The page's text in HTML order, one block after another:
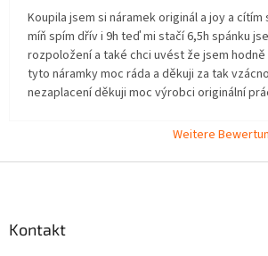
Koupila jsem si náramek originál a joy a cítím
míň spím dřív i 9h teď mi stačí 6,5h spánku
rozpoložení a také chci uvést že jsem hodně
tyto náramky moc ráda a děkuji za tak
nezaplacení děkuji moc výrobci originální
Weitere
Kontakt